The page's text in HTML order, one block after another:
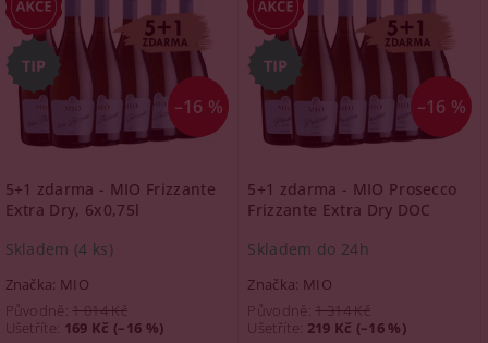
–16 %
5+1 zdarma - MIO Frizzante
Extra Dry, 6x0,75l
Skladem (4 ks)
Značka: MIO
Původně:1 014 Kč
Ušetříte: 169 Kč (–16 %)
–16 %
5+1 zdarma - MIO Prosecco
Frizzante Extra Dry DOC
Skladem do 24h
Značka: MIO
Původně:1 314 Kč
Ušetříte: 219 Kč (–16 %)